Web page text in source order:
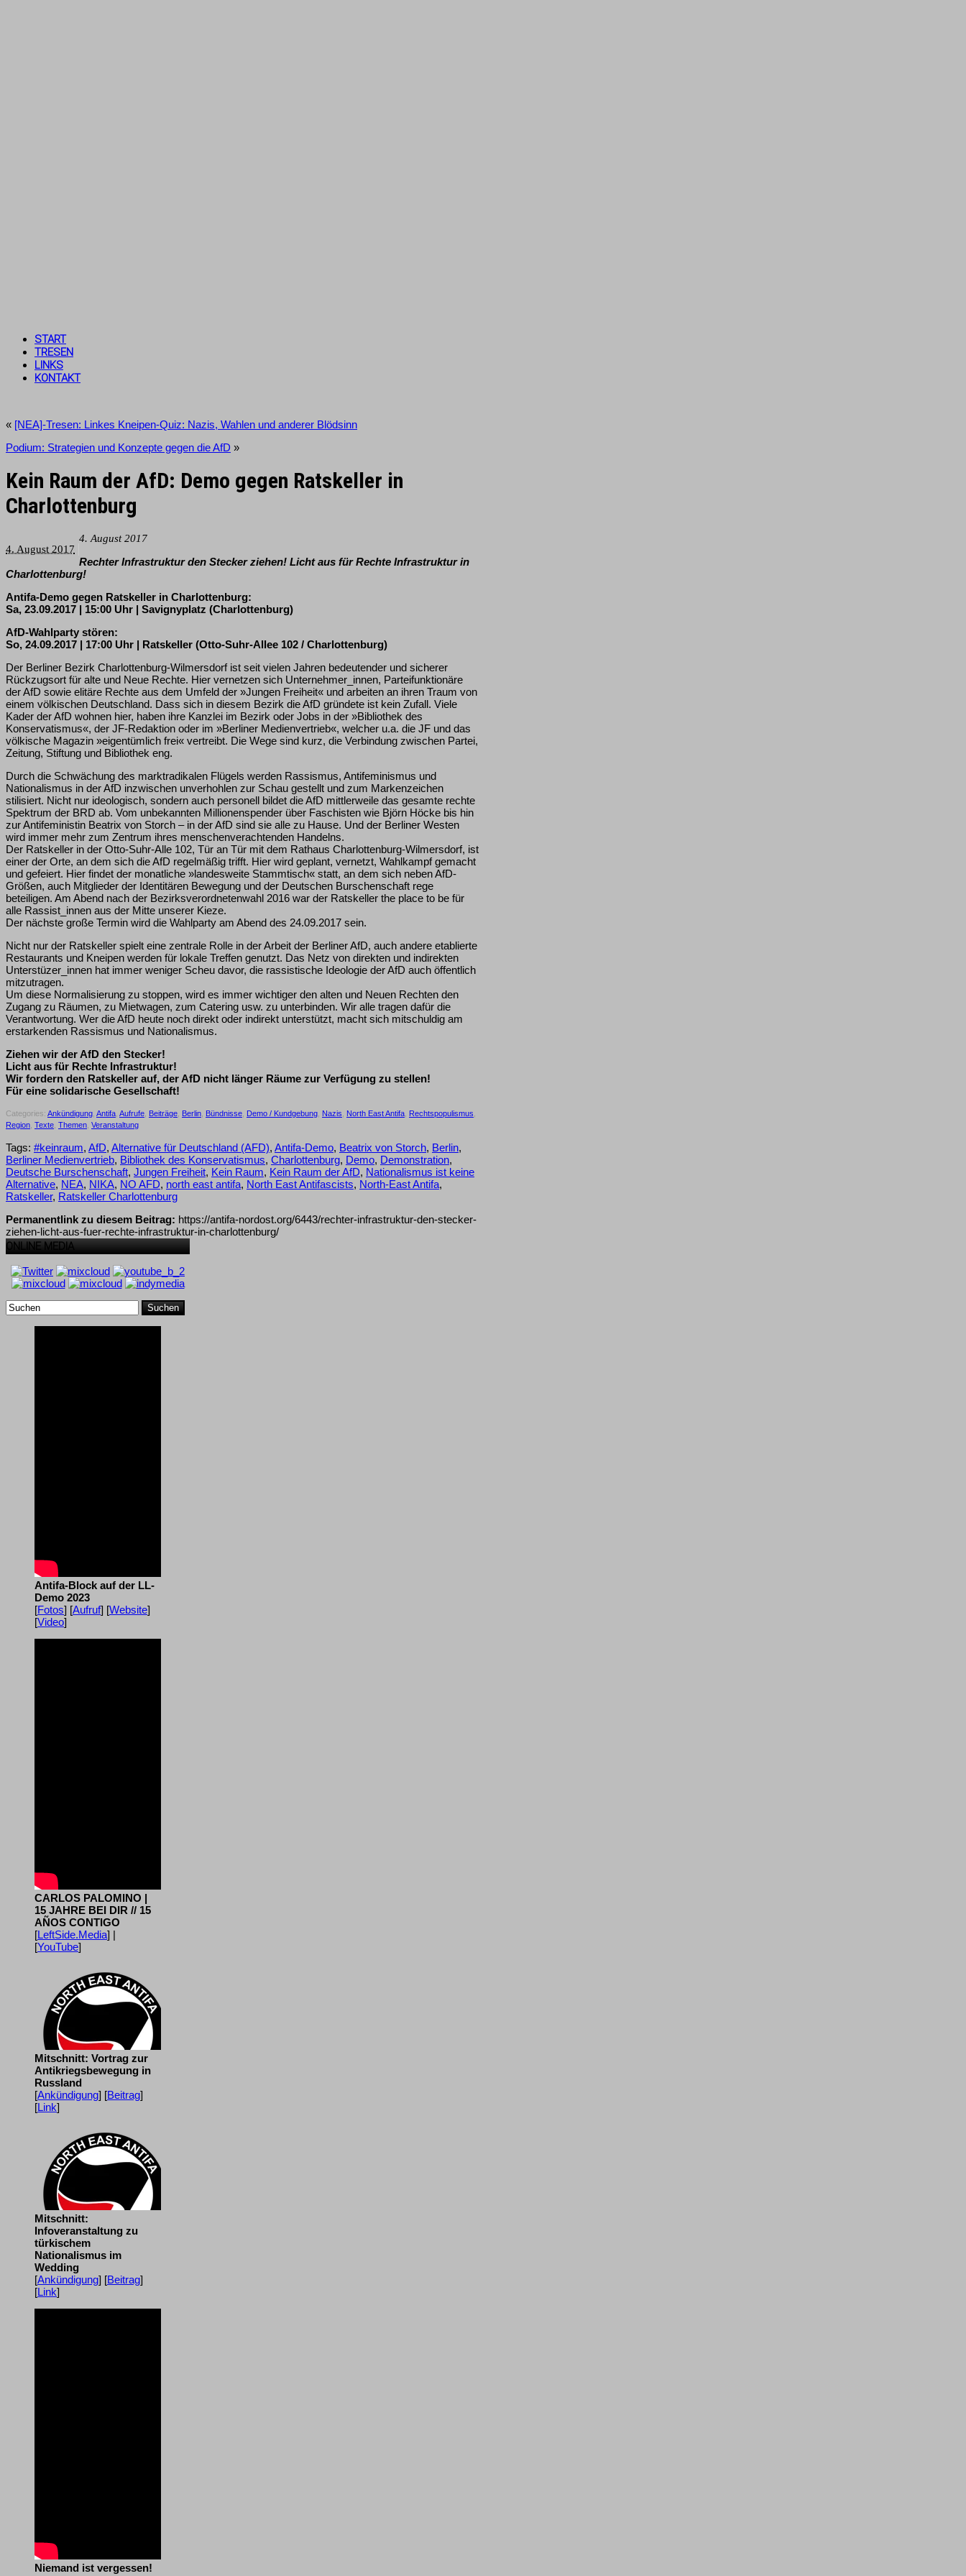
START
TRESEN
LINKS
KONTAKT
« [NEA]-Tresen: Linkes Kneipen-Quiz: Nazis, Wahlen und anderer Blödsinn
Podium: Strategien und Konzepte gegen die AfD »
Kein Raum der AfD: Demo gegen Ratskeller in
Charlottenburg
4. August 2017
4. August 2017
Rechter Infrastruktur den Stecker ziehen! Licht aus für Rechte Infrastruktur in
Charlottenburg!
Antifa-Demo gegen Ratskeller in Charlottenburg:
Sa, 23.09.2017 | 15:00 Uhr | Savignyplatz (Charlottenburg)
AfD-Wahlparty stören:
So, 24.09.2017 | 17:00 Uhr | Ratskeller (Otto-Suhr-Allee 102 / Charlottenburg)
Der Berliner Bezirk Charlottenburg-Wilmersdorf ist seit vielen Jahren bedeutender und sicherer
Rückzugsort für alte und Neue Rechte. Hier vernetzen sich Unternehmer_innen, Parteifunktionäre
der AfD sowie elitäre Rechte aus dem Umfeld der »Jungen Freiheit« und arbeiten an ihren Traum von
einem völkischen Deutschland. Dass sich in diesem Bezirk die AfD gründete ist kein Zufall. Viele
Kader der AfD wohnen hier, haben ihre Kanzlei im Bezirk oder Jobs in der »Bibliothek des
Konservatismus«, der JF-Redaktion oder im »Berliner Medienvertrieb«, welcher u.a. die JF und das
völkische Magazin »eigentümlich frei« vertreibt. Die Wege sind kurz, die Verbindung zwischen Partei,
Zeitung, Stiftung und Bibliothek eng.
Durch die Schwächung des marktradikalen Flügels werden Rassismus, Antifeminismus und
Nationalismus in der AfD inzwischen unverhohlen zur Schau gestellt und zum Markenzeichen
stilisiert. Nicht nur ideologisch, sondern auch personell bildet die AfD mittlerweile das gesamte rechte
Spektrum der BRD ab. Vom unbekannten Millionenspender über Faschisten wie Björn Höcke bis hin
zur Antifeministin Beatrix von Storch – in der AfD sind sie alle zu Hause. Und der Berliner Westen
wird immer mehr zum Zentrum ihres menschenverachtenden Handelns.
Der Ratskeller in der Otto-Suhr-Alle 102, Tür an Tür mit dem Rathaus Charlottenburg-Wilmersdorf, ist
einer der Orte, an dem sich die AfD regelmäßig trifft. Hier wird geplant, vernetzt, Wahlkampf gemacht
und gefeiert. Hier findet der monatliche »landesweite Stammtisch« statt, an dem sich neben AfD-
Größen, auch Mitglieder der Identitären Bewegung und der Deutschen Burschenschaft rege
beteiligen. Am Abend nach der Bezirksverordnetenwahl 2016 war der Ratskeller the place to be für
alle Rassist_innen aus der Mitte unserer Kieze.
Der nächste große Termin wird die Wahlparty am Abend des 24.09.2017 sein.
Nicht nur der Ratskeller spielt eine zentrale Rolle in der Arbeit der Berliner AfD, auch andere etablierte
Restaurants und Kneipen werden für lokale Treffen genutzt. Das Netz von direkten und indirekten
Unterstüzer_innen hat immer weniger Scheu davor, die rassistische Ideologie der AfD auch öffentlich
mitzutragen.
Um diese Normalisierung zu stoppen, wird es immer wichtiger den alten und Neuen Rechten den
Zugang zu Räumen, zu Mietwagen, zum Catering usw. zu unterbinden. Wir alle tragen dafür die
Verantwortung. Wer die AfD heute noch direkt oder indirekt unterstützt, macht sich mitschuldig am
erstarkenden Rassismus und Nationalismus.
Ziehen wir der AfD den Stecker!
Licht aus für Rechte Infrastruktur!
Wir fordern den Ratskeller auf, der AfD nicht länger Räume zur Verfügung zu stellen!
Für eine solidarische Gesellschaft!
Categories: Ankündigung Antifa Aufrufe Beiträge Berlin Bündnisse Demo / Kundgebung Nazis North East Antifa Rechtspopulismus
Region Texte Themen Veranstaltung
Tags: #keinraum, AfD, Alternative für Deutschland (AFD), Antifa-Demo, Beatrix von Storch, Berlin,
Berliner Medienvertrieb, Bibliothek des Konservatismus, Charlottenburg, Demo, Demonstration,
Deutsche Burschenschaft, Jungen Freiheit, Kein Raum, Kein Raum der AfD, Nationalismus ist keine
Alternative, NEA, NIKA, NO AFD, north east antifa, North East Antifascists, North-East Antifa,
Ratskeller, Ratskeller Charlottenburg
Permanentlink zu diesem Beitrag: https://antifa-nordost.org/6443/rechter-infrastruktur-den-stecker-
ziehen-licht-aus-fuer-rechte-infrastruktur-in-charlottenburg/
ONLINE MEDIA
Suchen
Antifa-Block auf der LL-
Demo 2023
[Fotos] [Aufruf] [Website]
[Video]
CARLOS PALOMINO |
15 JAHRE BEI DIR // 15
AÑOS CONTIGO
[LeftSide.Media] |
[YouTube]
Mitschnitt: Vortrag zur
Antikriegsbewegung in
Russland
[Ankündigung] [Beitrag]
[Link]
Mitschnitt:
Infoveranstaltung zu
türkischem
Nationalismus im
Wedding
[Ankündigung] [Beitrag]
[Link]
Niemand ist vergessen!